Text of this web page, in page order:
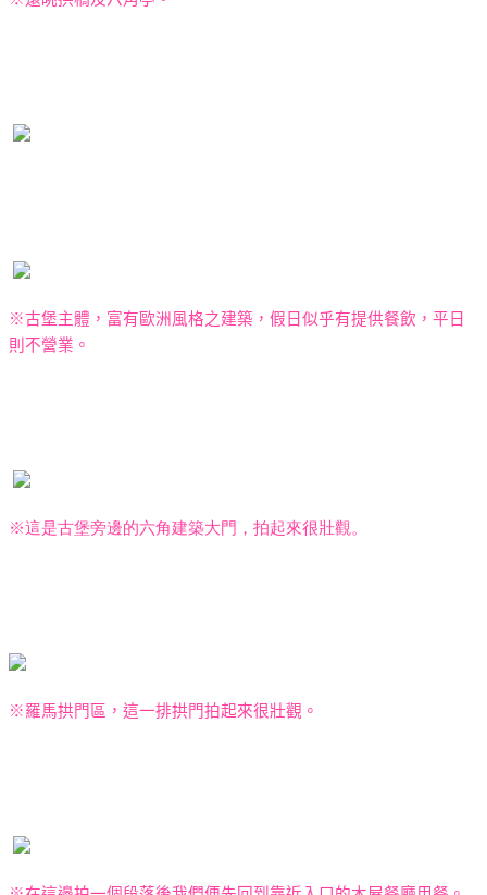
※古堡主體，富有歐洲風格之建築，假日似乎有提供餐飲，平日
則不營業。
※這是古堡旁邊的六角建築大門，拍起來很壯觀。
※羅馬拱門區，這一排拱門拍起來很壯觀。